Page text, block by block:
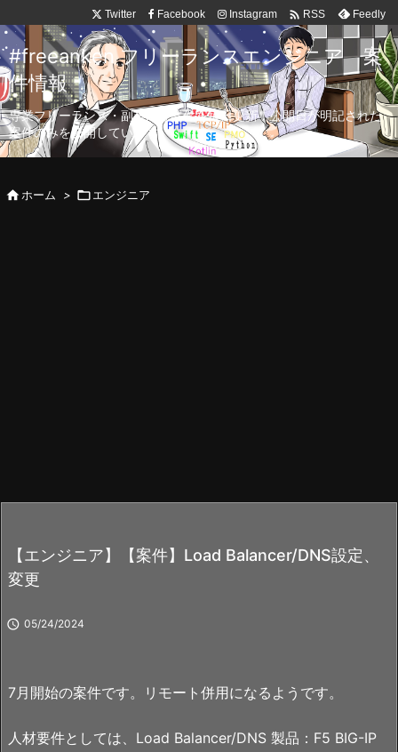
Twitter Facebook Instagram  RSS Feedly
#freeanken フリーランスエンジニア 案
件情報
専業フリーランス・副業向け案件を毎日更新！公開日が明記された
案件のみを公開しています。
ホーム > エンジニア
【エンジニア】【案件】Load Balancer/DNS設定、
変更
 05/24/2024
7月開始の案件です。リモート併用になるようです。
人材要件としては、Load Balancer/DNS 製品：F5 BIG-IP